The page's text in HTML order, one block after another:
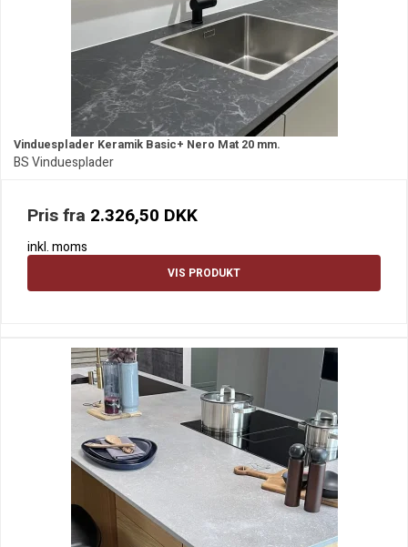
Vinduesplader Keramik Basic+ Nero Mat 20 mm.
BS Vinduesplader
Pris fra 2.326,50 DKK
inkl. moms
VIS PRODUKT